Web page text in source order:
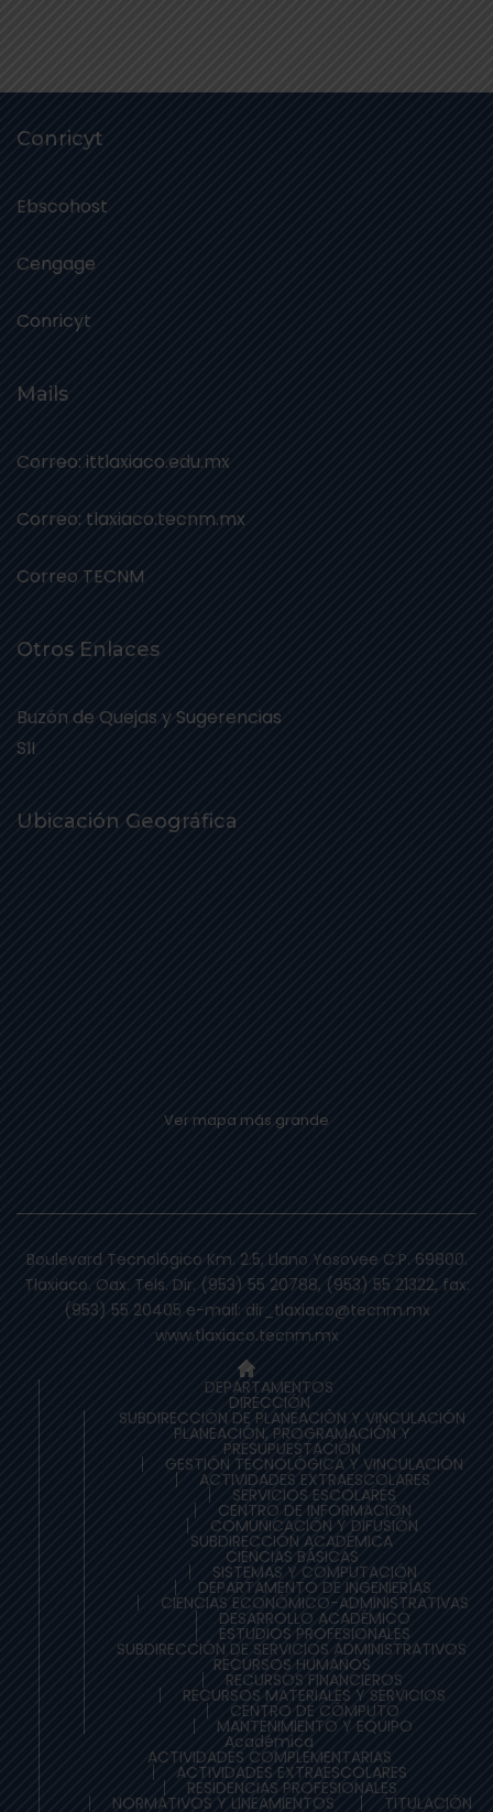
Conricyt
Ebscohost
Cengage
Conricyt
Mails
Correo: ittlaxiaco.edu.mx
Correo: tlaxiaco.tecnm.mx
Correo TECNM
Otros Enlaces
Buzón de Quejas y Sugerencias
SII
Ubicación Geográfica
Ver mapa más grande
Boulevard Tecnológico Km. 2.5, Llano Yosovee C.P. 69800.
Tlaxiaco. Oax. Tels. Dir. (953) 55 20788, (953) 55 21322, fax:
(953) 55 20405 e-mail: dir_tlaxiaco@tecnm.mx
www.tlaxiaco.tecnm.mx
DEPARTAMENTOS
DIRECCIÓN
SUBDIRECCIÓN DE PLANEACIÒN Y VINCULACIÓN
PLANEACIÓN, PROGRAMACIÓN Y
PRESUPUESTACIÓN
GESTIÓN TECNOLÓGICA Y VINCULACIÓN
ACTIVIDADES EXTRAESCOLARES
SERVICIOS ESCOLARES
CENTRO DE INFORMACIÓN
COMUNICACIÓN Y DIFUSIÓN
SUBDIRECCIÓN ACADÉMICA
CIENCIAS BÁSICAS
SISTEMAS Y COMPUTACIÓN
DEPARTAMENTO DE INGENIERÍAS
CIENCIAS ECONÓMICO-ADMINISTRATIVAS
DESARROLLO ACADÉMICO
ESTUDIOS PROFESIONALES
SUBDIRECCIÓN DE SERVICIOS ADMINISTRATIVOS
RECURSOS HUMANOS
RECURSOS FINANCIEROS
RECURSOS MATERIALES Y SERVICIOS
CENTRO DE CÓMPUTO
MANTENIMIENTO Y EQUIPO
Académica
ACTIVIDADES COMPLEMENTARIAS
ACTIVIDADES EXTRAESCOLARES
RESIDENCIAS PROFESIONALES
NORMATIVOS Y LINEAMIENTOS TITULACIÓN